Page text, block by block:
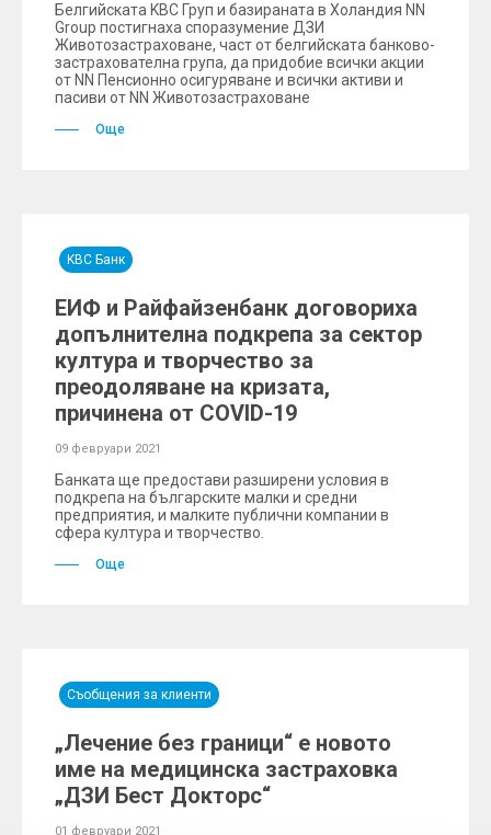
Белгийската KBC Груп и базираната в Холандия NN
Group постигнаха споразумение ДЗИ
Животозастраховане, част от белгийската банково-
застрахователна група, да придобие всички акции
от NN Пенсионно осигуряване и всички активи и
пасиви от NN Животозастраховане
Още
KBC Банк
ЕИФ и Райфайзенбанк договориха
допълнителна подкрепа за сектор
култура и творчество за
преодоляване на кризата,
причинена от COVID-19
09 февруари 2021
Банката ще предостави разширени условия в
подкрепа на българските малки и средни
предприятия, и малките публични компании в
сфера култура и творчество.
Още
Съобщения за клиенти
„Лечение без граници“ е новото
име на медицинска застраховка
„ДЗИ Бест Докторс“
01 февруари 2021